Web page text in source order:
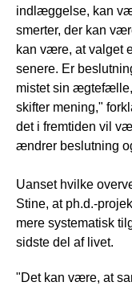
indlæggelse, kan
smerter, der kan
kan være, at valget
senere. Er
mistet sin
skifter mening,"
det i fremtiden vil
ændrer beslutning
Uanset hvilke
Stine, at ph.d.-
mere systematisk
sidste del af livet.
"Det kan være, at